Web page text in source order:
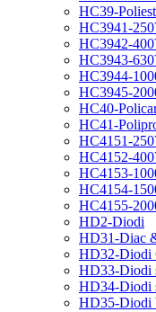
HC39-
HC3941-
HC3942-
HC3943-
HC3944-
HC3945-
HC40-
HC41-
HC4151-
HC4152-
HC4153-
HC4154-
HC4155-
HD2-Diodi
HD31-Diac
HD32-Diodi
HD33-Diodi
HD34-Diodi
HD35-Diodi